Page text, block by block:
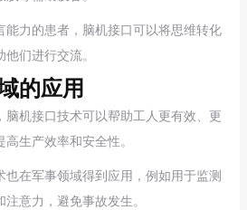
能力的患者，脑机接口可以将思维转化
们进行交流。
的应用
机接口技术可以帮助工人更有效、更
生产效率和安全性。
在军事领域得到应用，例如用于监测
意力，避免事故发生。